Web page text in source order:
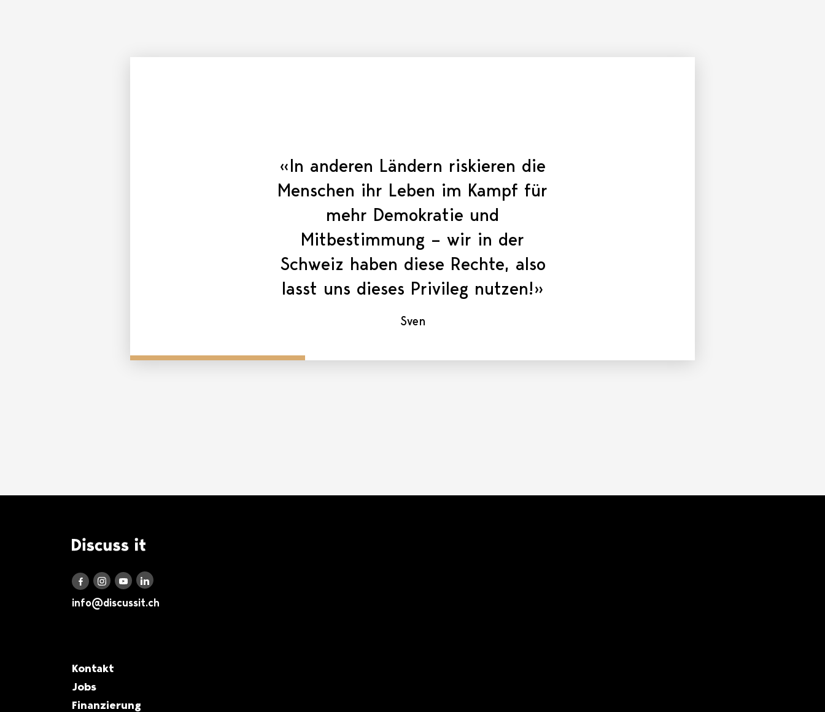
«In anderen Ländern riskieren die
Menschen ihr Leben im Kampf für
mehr Demokratie und
Mitbestimmung – wir in der
Schweiz haben diese Rechte, also
lasst uns dieses Privileg nutzen!»
Sven
Logo Discuss it
Discuss it auf Facebook
Discuss it auf Instagram
Discuss it auf Youtube
Discuss it auf LinkedIn
info@discussit.ch
Metanavigation
Kontakt
Jobs
Finanzierung